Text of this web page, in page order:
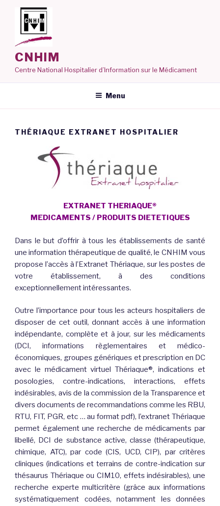
contenu
principal
CNHIM
Centre National Hospitalier d’Information sur le Médicament
Menu
THÉRIAQUE EXTRANET HOSPITALIER
EXTRANET THERIAQUE®
MEDICAMENTS / PRODUITS DIETETIQUES
Dans le but d’offrir à tous les établissements de santé
une information thérapeutique de qualité, le CNHIM vous
propose l’accès à l’Extranet Thériaque, sur les postes de
votre établissement, à des conditions
exceptionnellement intéressantes.
Outre l’importance pour tous les acteurs hospitaliers de
disposer de cet outil, donnant accès à une information
indépendante, complète et à jour, sur les médicaments
(DCI, informations règlementaires et médico-
économiques, groupes génériques et prescription en DC
avec le médicament virtuel Thériaque®, indications et
posologies, contre-indications, interactions, effets
indésirables, avis de la commission de la Transparence et
divers documents de recommandations comme les RBU,
RTU, FIT, PGR, etc … au format pdf), l’extranet Thériaque
permet également une recherche de médicaments par
libellé, DCI de substance active, classe (thérapeutique,
chimique, ATC), par code (CIS, UCD, CIP), par critères
cliniques (indications et terrains de contre-indication sur
thésaurus Thériaque ou CIM10, effets indésirables), une
recherche experte multicritère (grâce aux informations
systématiquement codées, notamment les données